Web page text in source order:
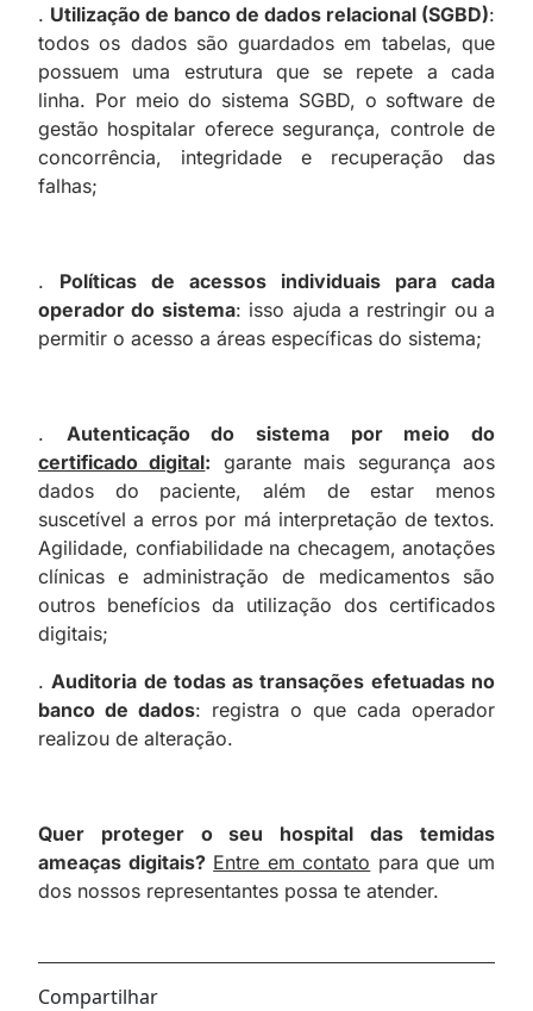
. Utilização de banco de dados relacional (SGBD):
todos os dados são guardados em tabelas, que
possuem uma estrutura que se repete a cada
linha. Por meio do sistema SGBD, o software de
gestão hospitalar oferece segurança, controle de
concorrência, integridade e recuperação das
falhas;
. Políticas de acessos individuais para cada
operador do sistema: isso ajuda a restringir ou a
permitir o acesso a áreas específicas do sistema;
. Autenticação do sistema por meio do
certificado digital: garante mais segurança aos
dados do paciente, além de estar menos
suscetível a erros por má interpretação de textos.
Agilidade, confiabilidade na checagem, anotações
clínicas e administração de medicamentos são
outros benefícios da utilização dos certificados
digitais;
. Auditoria de todas as transações efetuadas no
banco de dados: registra o que cada operador
realizou de alteração.
Quer proteger o seu hospital das temidas
ameaças digitais? Entre em contato para que um
dos nossos representantes possa te atender.
Compartilhar